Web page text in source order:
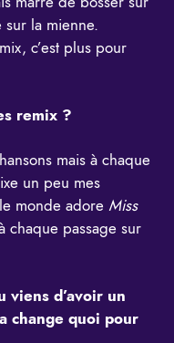
la mienne.
c’est plus pour
remix ?
mais à chaque
un peu mes
monde adore Miss
chaque passage sur
viens d’avoir un
change quoi pour